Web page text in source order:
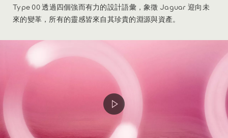
Type 00 透過四個強而有力的設計語彙，象徵 Jaguar 迎向未
來的變革，所有的靈感皆來自其珍貴的淵源與資產。